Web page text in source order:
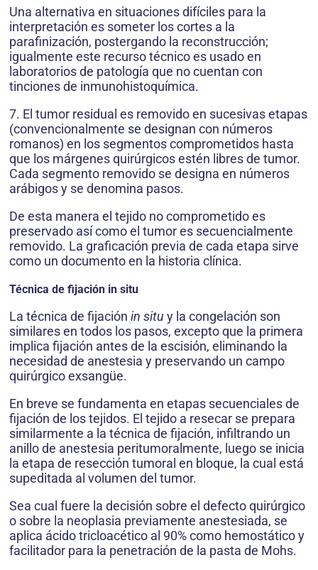
Una alternativa en situaciones difíciles para la
interpretación es someter los cortes a la
parafinización, postergando la reconstrucción;
igualmente este recurso técnico es usado en
laboratorios de patología que no cuentan con
tinciones de inmunohistoquímica.
7. El tumor residual es removido en sucesivas etapas
(convencionalmente se designan con números
romanos) en los segmentos compro­metidos hasta
que los márgenes quirúrgicos estén libres de tumor.
Cada segmento remo­vido se designa en números
arábigos y se denomina pasos.
De esta manera el tejido no comprometido es
preservado así como el tumor es secuencialmente
removido. La graficación previa de cada etapa sirve
como un documento en la historia clínica.
Técnica de fijación in situ
La técnica de fijación in situ y la congelación son
similares en todos los pasos, excepto que la primera
implica fijación antes de la escisión, eliminando la
necesidad de anestesia y preservando un campo
quirúrgico exsangüe.
En breve se fundamenta en etapas secuenciales de
fijación de los tejidos. El teji­do a resecar se prepara
similarmente a la técnica de fijación, infiltrando un
anillo de anestesia peritumoral­mente, luego se inicia
la etapa de resección tumoral en bloque, la cual está
supeditada al volumen del tumor.
Sea cual fuere la decisión sobre el defecto quirúrgico
o sobre la neoplasia previamente anestesiada, se
aplica ácido tricloacético al 90% como hemostático y
facilitador para la penetración de la pasta de Mohs.